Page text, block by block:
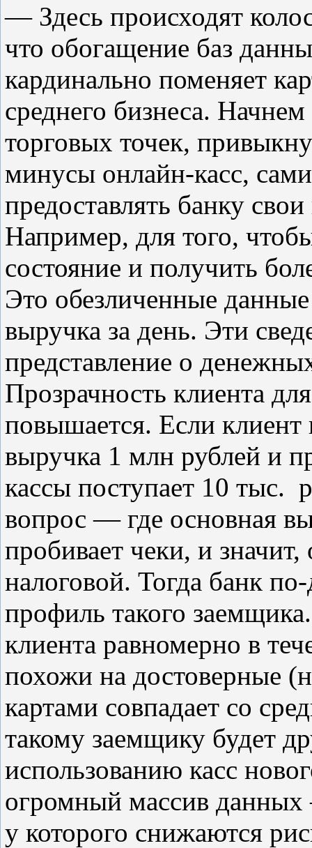
— Здесь происходят
что обогащение баз
кардинально поменяет
среднего бизнеса.
торговых точек,
минусы онлайн-касс,
предоставлять банку
Например, для того,
состояние и получить
Это обезличенные
выручка за день. Эти
представление о
Прозрачность клиента
повышается. Если клиент
выручка 1 млн рублей и
кассы поступает 10 тыс.
вопрос — где основная
пробивает чеки, и
налоговой. Тогда банк
профиль такого
клиента равномерно в
похожи на достоверные
картами совпадает со
такому заемщику будет
использованию касс
огромный массив данных
у которого снижаются